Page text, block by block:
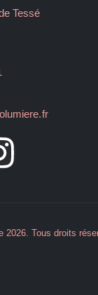
Tessé
2026. Tous droits